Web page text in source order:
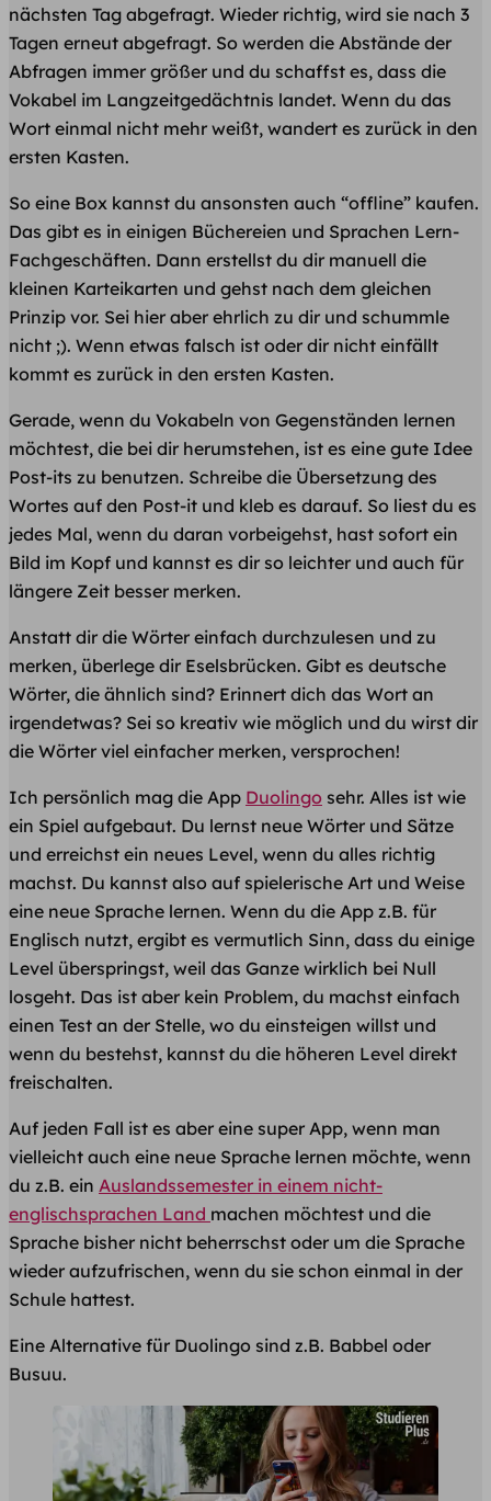
nächsten Tag abgefragt. Wieder richtig, wird sie nach 3
Tagen erneut abgefragt. So werden die Abstände der
Abfragen immer größer und du schaffst es, dass die
Vokabel im Langzeitgedächtnis landet. Wenn du das
Wort einmal nicht mehr weißt, wandert es zurück in den
ersten Kasten.
So eine Box kannst du ansonsten auch “offline” kaufen.
Das gibt es in einigen Büchereien und Sprachen Lern-
Fachgeschäften. Dann erstellst du dir manuell die
kleinen Karteikarten und gehst nach dem gleichen
Prinzip vor. Sei hier aber ehrlich zu dir und schummle
nicht ;). Wenn etwas falsch ist oder dir nicht einfällt
kommt es zurück in den ersten Kasten.
Gerade, wenn du Vokabeln von Gegenständen lernen
möchtest, die bei dir herumstehen, ist es eine gute Idee
Post-its zu benutzen. Schreibe die Übersetzung des
Wortes auf den Post-it und kleb es darauf. So liest du es
jedes Mal, wenn du daran vorbeigehst, hast sofort ein
Bild im Kopf und kannst es dir so leichter und auch für
längere Zeit besser merken.
Anstatt dir die Wörter einfach durchzulesen und zu
merken, überlege dir Eselsbrücken. Gibt es deutsche
Wörter, die ähnlich sind? Erinnert dich das Wort an
irgendetwas? Sei so kreativ wie möglich und du wirst dir
die Wörter viel einfacher merken, versprochen!
Ich persönlich mag die App Duolingo sehr. Alles ist wie
ein Spiel aufgebaut. Du lernst neue Wörter und Sätze
und erreichst ein neues Level, wenn du alles richtig
machst. Du kannst also auf spielerische Art und Weise
eine neue Sprache lernen. Wenn du die App z.B. für
Englisch nutzt, ergibt es vermutlich Sinn, dass du einige
Level überspringst, weil das Ganze wirklich bei Null
losgeht. Das ist aber kein Problem, du machst einfach
einen Test an der Stelle, wo du einsteigen willst und
wenn du bestehst, kannst du die höheren Level direkt
freischalten.
Auf jeden Fall ist es aber eine super App, wenn man
vielleicht auch eine neue Sprache lernen möchte, wenn
du z.B. ein Auslandssemester in einem nicht-
englischsprachen Land machen möchtest und die
Sprache bisher nicht beherrschst oder um die Sprache
wieder aufzufrischen, wenn du sie schon einmal in der
Schule hattest.
Eine Alternative für Duolingo sind z.B. Babbel oder
Busuu.